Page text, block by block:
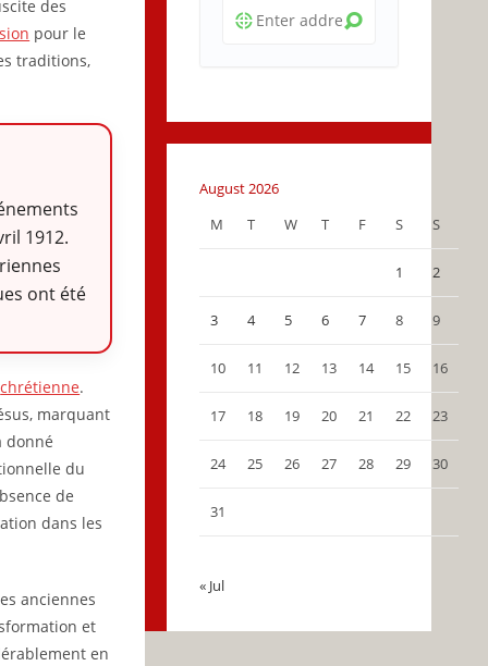
des
pour le
traditions,
1912.
ont été
chrétienne.
marquant
donné
du
de
dans les
anciennes
et
en
August 2026
M
T W T F S S
1 2
3 4 5 6 7 8 9
10 11 12 13 14 15 16
17 18 19 20 21 22 23
24 25 26 27 28 29 30
31
« Jul